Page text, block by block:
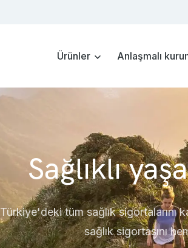
Ürünler Anlaşmalı
Sağlıklı
Türkiye'deki tüm sağlık sigortalarını
sağlık sigortasını